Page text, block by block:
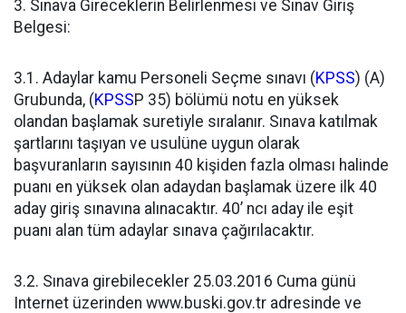
3. Sınava Gireceklerin Belirlenmesi ve Sınav Giriş
Belgesi:
3.1. Adaylar kamu Personeli Seçme sınavı (KPSS) (A)
Grubunda, (KPSSP 35) bölümü notu en yüksek
olandan başlamak suretiyle sıralanır. Sınava katılmak
şartlarını taşıyan ve usulüne uygun olarak
başvuranların sayısının 40 kişiden fazla olması halinde
puanı en yüksek olan adaydan başlamak üzere ilk 40
aday giriş sınavına alınacaktır. 40’ ncı aday ile eşit
puanı alan tüm adaylar sınava çağırılacaktır.
3.2. Sınava girebilecekler 25.03.2016 Cuma günü
Internet üzerinden www.buski.gov.tr adresinde ve